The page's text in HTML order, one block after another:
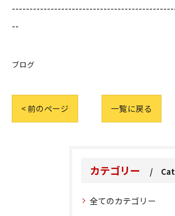
--
ブログ
< 前のページ 一覧に戻る
カテゴリー
全てのカテゴリー